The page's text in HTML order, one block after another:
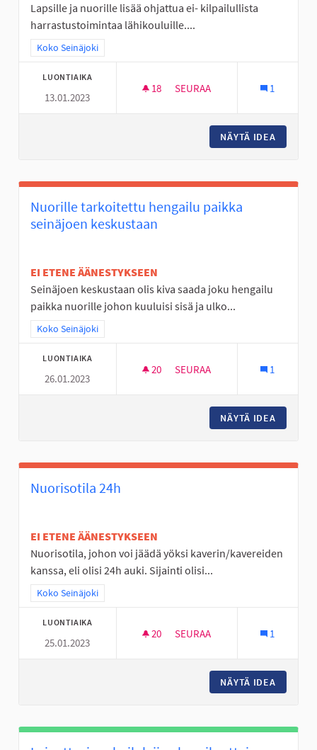
Lapsille ja nuorille lisää ohjattua ei- kilpailullista
harrastustoimintaa lähikouluille....
Rajaa tulokset teeman mukaan: Koko Seinäjoki
Koko Seinäjoki
LUONTIAIKA
13.01.2023
18 18 SEURAAJAA
SEURAA 1
NÄYTÄ IDEA
Nuorille tarkoitettu hengailu paikka
seinäjoen keskustaan
EI ETENE ÄÄNESTYKSEEN
Seinäjoen keskustaan olis kiva saada joku hengailu
paikka nuorille johon kuuluisi sisä ja ulko...
Rajaa tulokset teeman mukaan: Koko Seinäjoki
Koko Seinäjoki
LUONTIAIKA
26.01.2023
20 20 SEURAAJAA
SEURAA 1
NÄYTÄ IDEA
Nuorisotila 24h
EI ETENE ÄÄNESTYKSEEN
Nuorisotila, johon voi jäädä yöksi kaverin/kavereiden
kanssa, eli olisi 24h auki. Sijainti olisi...
Rajaa tulokset teeman mukaan: Koko Seinäjoki
Koko Seinäjoki
LUONTIAIKA
25.01.2023
20 20 SEURAAJAA
SEURAA 1
NÄYTÄ IDEA